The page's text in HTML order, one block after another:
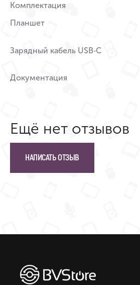
Комплектация
Планшет
Зарядный кабель USB‑C
Документация
Ещё нет отзывов
НАПИСАТЬ ОТЗЫВ